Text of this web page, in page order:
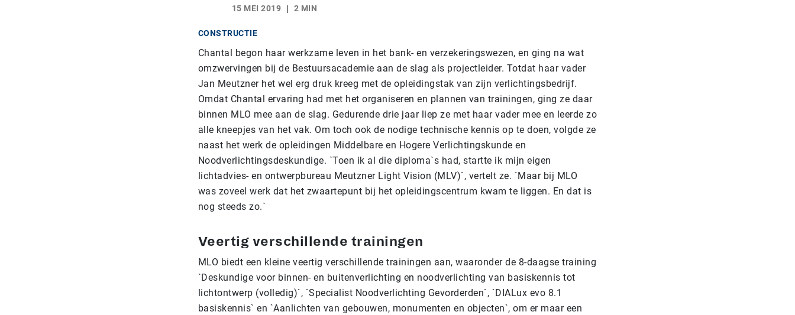
15 MEI 2019
2 MIN
CONSTRUCTIE
Chantal begon haar werkzame leven in het bank- en verzekeringswezen, en ging na wat
omzwervingen bij de Bestuursacademie aan de slag als projectleider. Totdat haar vader
Jan Meutzner het wel erg druk kreeg met de opleidingstak van zijn verlichtingsbedrijf.
Omdat Chantal ervaring had met het organiseren en plannen van trainingen, ging ze daar
binnen MLO mee aan de slag. Gedurende drie jaar liep ze met haar vader mee en leerde zo
alle kneepjes van het vak. Om toch ook de nodige technische kennis op te doen, volgde ze
naast het werk de opleidingen Middelbare en Hogere Verlichtingskunde en
Noodverlichtingsdeskundige. `Toen ik al die diploma`s had, startte ik mijn eigen
lichtadvies- en ontwerpbureau Meutzner Light Vision (MLV)`, vertelt ze. `Maar bij MLO
was zoveel werk dat het zwaartepunt bij het opleidingscentrum kwam te liggen. En dat is
nog steeds zo.`
Veertig verschillende trainingen
MLO biedt een kleine veertig verschillende trainingen aan, waaronder de 8-daagse training
`Deskundige voor binnen- en buitenverlichting en noodverlichting van basiskennis tot
lichtontwerp (volledig)`, `Specialist Noodverlichting Gevorderden`, `DIALux evo 8.1
basiskennis` en `Aanlichten van gebouwen, monumenten en objecten`, om er maar een